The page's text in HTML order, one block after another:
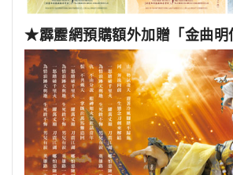
★霹靂網預購額外加贈「金曲明